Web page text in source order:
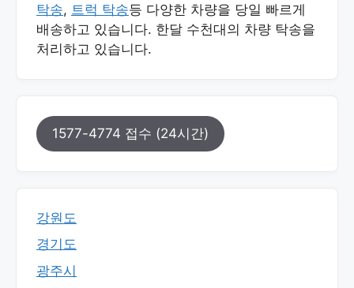
탁송, 트럭 탁송등 다양한 차량을 당일 빠르게
배송하고 있습니다. 한달 수천대의 차량 탁송을
처리하고 있습니다.
1577-4774 접수 (24시간)
강원도
경기도
광주시